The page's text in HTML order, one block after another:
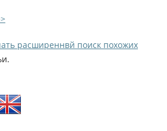
расширеннвй поиск похожих